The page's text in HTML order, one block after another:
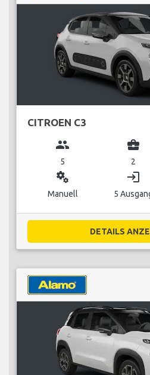
CITROEN C3
group
5
business_center
2
miscellaneous_services
Manuell
login
5
DETAILS